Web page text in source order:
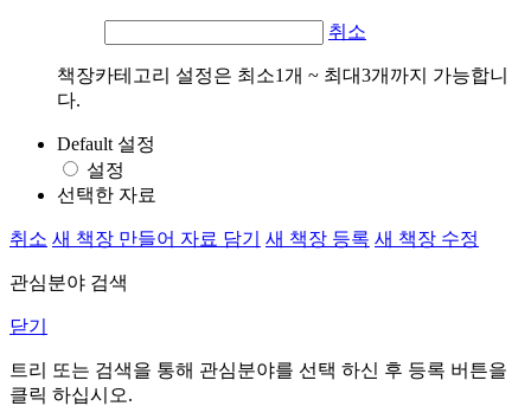
취소
책장카테고리 설정은 최소1개 ~ 최대3개까지 가능합니
다.
Default 설정
설정
선택한 자료
취소 새 책장 만들어 자료 담기 새 책장 등록 새 책장 수정
관심분야 검색
닫기
트리 또는 검색을 통해 관심분야를 선택 하신 후 등록 버튼을
클릭 하십시오.